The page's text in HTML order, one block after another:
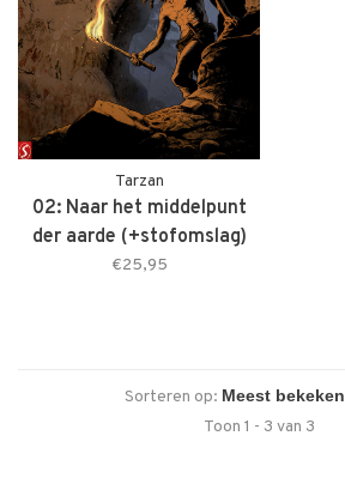
Tarzan
02: Naar het middelpunt
der aarde (+stofomslag)
€25,95
Sorteren op:
Toon 1 - 3 van 3